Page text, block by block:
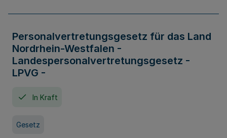
Personalvertretungsgesetz für das Land
Nordrhein-Westfalen -
Landespersonalvertretungsgesetz -
LPVG -
In Kraft
Gesetz